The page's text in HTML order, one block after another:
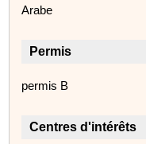
Arabe
Permis
permis B
Centres d'intérêts